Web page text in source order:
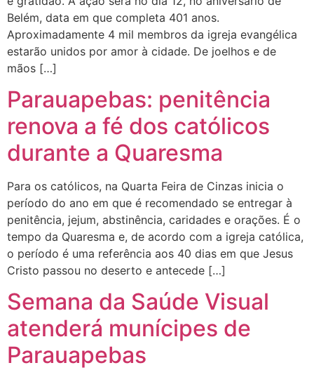
Belém, data em que completa 401 anos.
Aproximadamente 4 mil membros da igreja evangélica
estarão unidos por amor à cidade. De joelhos e de
mãos […]
Parauapebas: penitência
renova a fé dos católicos
durante a Quaresma
Para os católicos, na Quarta Feira de Cinzas inicia o
período do ano em que é recomendado se entregar à
penitência, jejum, abstinência, caridades e orações. É o
tempo da Quaresma e, de acordo com a igreja católica,
o período é uma referência aos 40 dias em que Jesus
Cristo passou no deserto e antecede […]
Semana da Saúde Visual
atenderá munícipes de
Parauapebas